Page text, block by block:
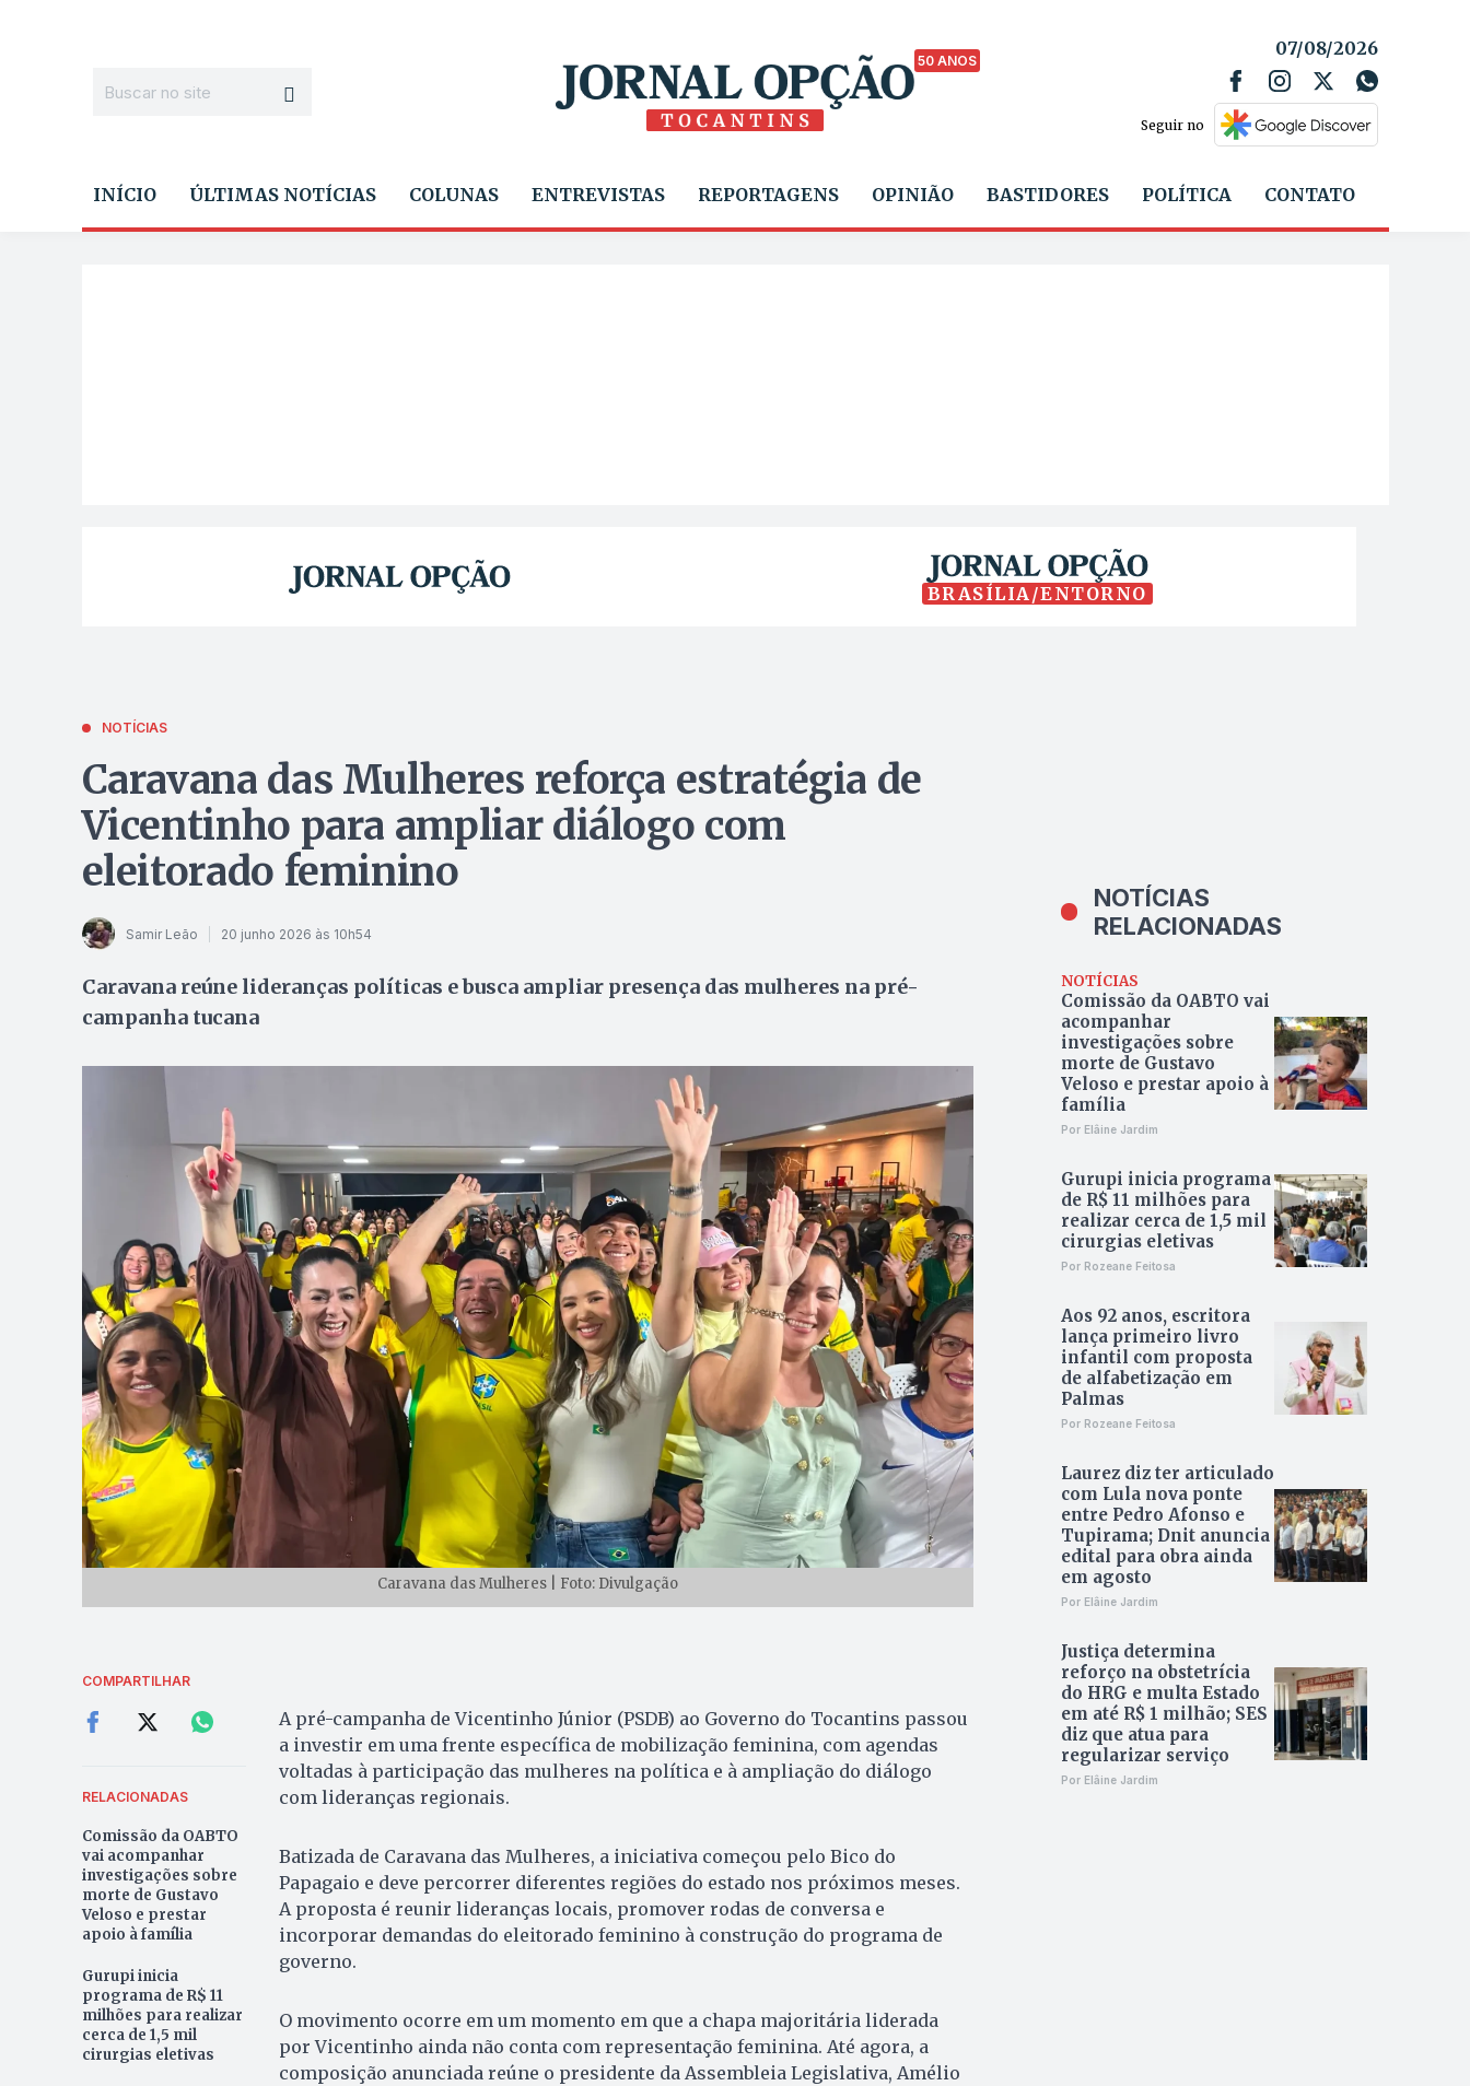
50 ANOS
07/08/2026
Seguir no
INÍCIO ÚLTIMAS NOTÍCIAS COLUNAS ENTREVISTAS REPORTAGENS OPINIÃO BASTIDORES POLÍTICA CONTATO
BRASÍLIA/ENTORNO
NOTÍCIAS
Caravana das Mulheres reforça estratégia de
Vicentinho para ampliar diálogo com
eleitorado feminino
Samir Leão 20 junho 2026 às 10h54
Caravana reúne lideranças políticas e busca ampliar presença das mulheres na pré-
campanha tucana
Caravana das Mulheres | Foto: Divulgação
COMPARTILHAR
RELACIONADAS
Comissão da OABTO
vai acompanhar
investigações sobre
morte de Gustavo
Veloso e prestar
apoio à família
Gurupi inicia
programa de R$ 11
milhões para realizar
cerca de 1,5 mil
cirurgias eletivas
A pré-campanha de Vicentinho Júnior (PSDB) ao Governo do Tocantins passou
a investir em uma frente específica de mobilização feminina, com agendas
voltadas à participação das mulheres na política e à ampliação do diálogo
com lideranças regionais.
Batizada de Caravana das Mulheres, a iniciativa começou pelo Bico do
Papagaio e deve percorrer diferentes regiões do estado nos próximos meses.
A proposta é reunir lideranças locais, promover rodas de conversa e
incorporar demandas do eleitorado feminino à construção do programa de
governo.
O movimento ocorre em um momento em que a chapa majoritária liderada
por Vicentinho ainda não conta com representação feminina. Até agora, a
composição anunciada reúne o presidente da Assembleia Legislativa, Amélio
NOTÍCIAS
RELACIONADAS
NOTÍCIAS
Comissão da OABTO vai
acompanhar
investigações sobre
morte de Gustavo
Veloso e prestar apoio à
família
Por Elâine Jardim
Gurupi inicia programa
de R$ 11 milhões para
realizar cerca de 1,5 mil
cirurgias eletivas
Por Rozeane Feitosa
Aos 92 anos, escritora
lança primeiro livro
infantil com proposta
de alfabetização em
Palmas
Por Rozeane Feitosa
Laurez diz ter articulado
com Lula nova ponte
entre Pedro Afonso e
Tupirama; Dnit anuncia
edital para obra ainda
em agosto
Por Elâine Jardim
Justiça determina
reforço na obstetrícia
do HRG e multa Estado
em até R$ 1 milhão; SES
diz que atua para
regularizar serviço
Por Elâine Jardim